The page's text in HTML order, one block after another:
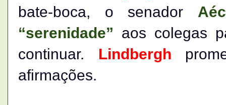
bate-boca, o senador
“serenidade” aos colegas
continuar. Lindbergh
afirmações.